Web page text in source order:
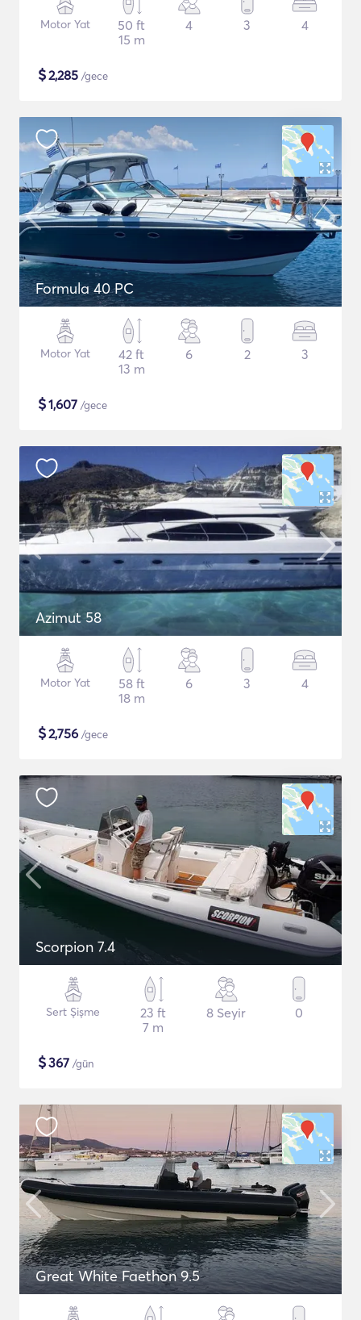
Motor Yat
50 ft
15 m
4 3 4
$2,285 /gece
Formula 40 PC
Motor Yat
42 ft
13 m
6 2 3
$1,607 /gece
Azimut 58
Motor Yat
58 ft
18 m
6 3 4
$2,756 /gece
Scorpion 7.4
Sert Şişme
23 ft
7 m
8 Seyir 0
$367 /gün
Great White Faethon 9.5